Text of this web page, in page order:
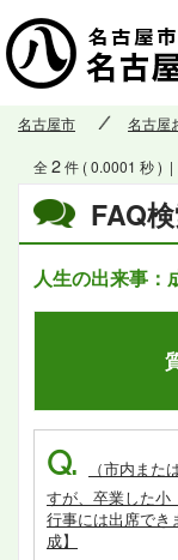
名古屋市 名古屋
FAQ
人生の出来事：
全2件 ( 0.0001 秒 ) |
Q.
（市内ま
すが、卒業した小
行事には出席でき
成】